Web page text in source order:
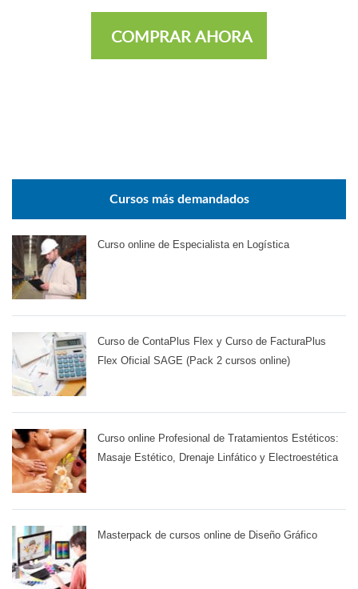
COMPRAR AHORA
Cursos más demandados
Curso online de Especialista en Logística
Curso de ContaPlus Flex y Curso de FacturaPlus
Flex Oficial SAGE (Pack 2 cursos online)
Curso online Profesional de Tratamientos Estéticos:
Masaje Estético, Drenaje Linfático y Electroestética
Masterpack de cursos online de Diseño Gráfico